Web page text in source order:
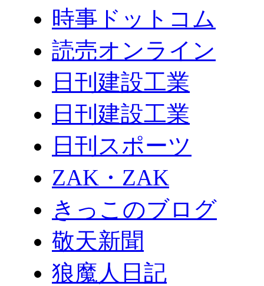
時事ドットコム
読売オンライン
日刊建設工業
日刊建設工業
日刊スポーツ
ZAK・ZAK
きっこのブログ
敬天新聞
狼魔人日記